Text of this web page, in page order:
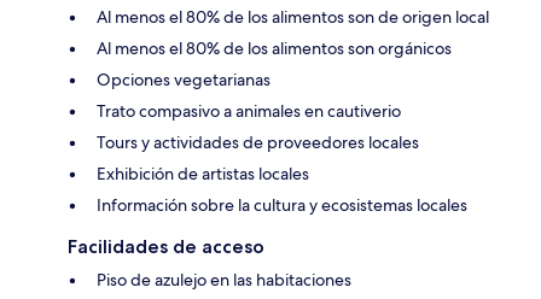
Al menos el 80% de los alimentos son de origen local
Al menos el 80% de los alimentos son orgánicos
Opciones vegetarianas
Trato compasivo a animales en cautiverio
Tours y actividades de proveedores locales
Exhibición de artistas locales
Información sobre la cultura y ecosistemas locales
Facilidades de acceso
Piso de azulejo en las habitaciones